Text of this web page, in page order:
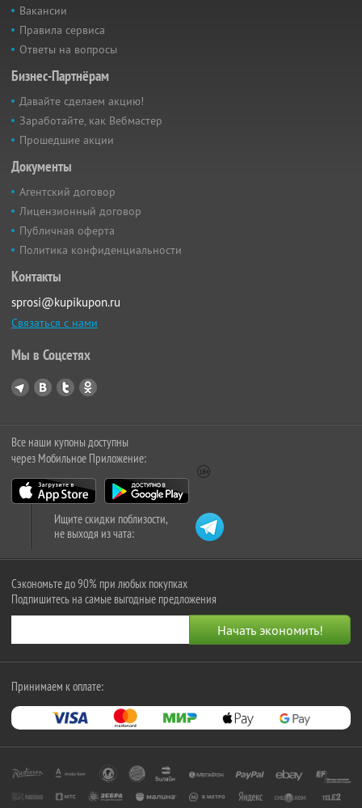
Вакансии
Правила сервиса
Ответы на вопросы
Бизнес-Партнёрам
Давайте сделаем акцию!
Заработайте, как Вебмастер
Прошедшие акции
Документы
Агентский договор
Лицензионный договор
Публичная оферта
Политика конфиденциальности
Контакты
sprosi@kupikupon.ru
Связаться с нами
Мы в Соцсетях
Все наши купоны доступны
через Мобильное Приложение:
Ищите скидки поблизости,
не выходя из чата:
Сэкономьте до 90% при любых покупках
Подпишитесь на самые выгодные предложения
Принимаем к оплате: